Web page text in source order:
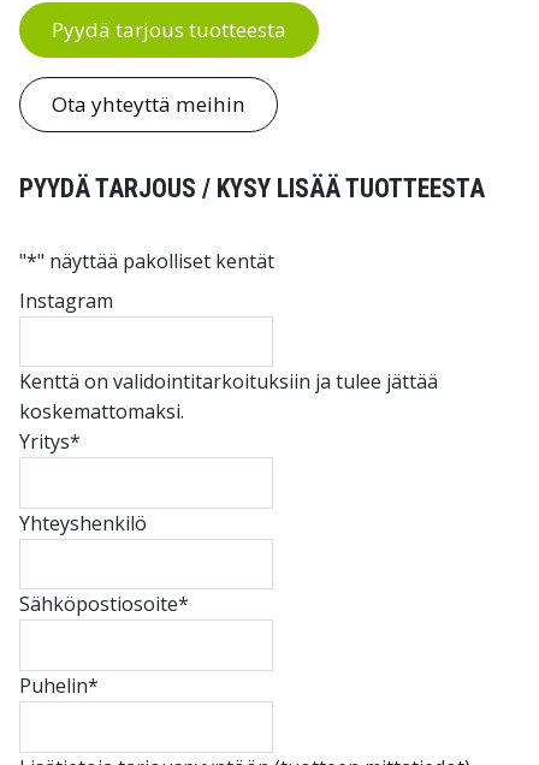
Pyydä tarjous tuotteesta
Ota yhteyttä meihin
PYYDÄ TARJOUS / KYSY LISÄÄ TUOTTEESTA
"*" näyttää pakolliset kentät
Instagram
Kenttä on validointitarkoituksiin ja tulee jättää
koskemattomaksi.
Yritys*
Yhteyshenkilö
Sähköpostiosoite*
Puhelin*